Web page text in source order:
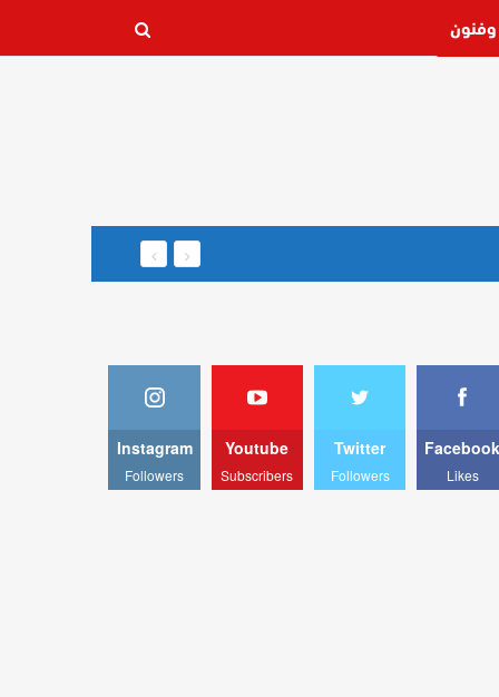
وفنون
Facebook
Likes
Twitter
Followers
Youtube
Subscribers
Instagram
Followers